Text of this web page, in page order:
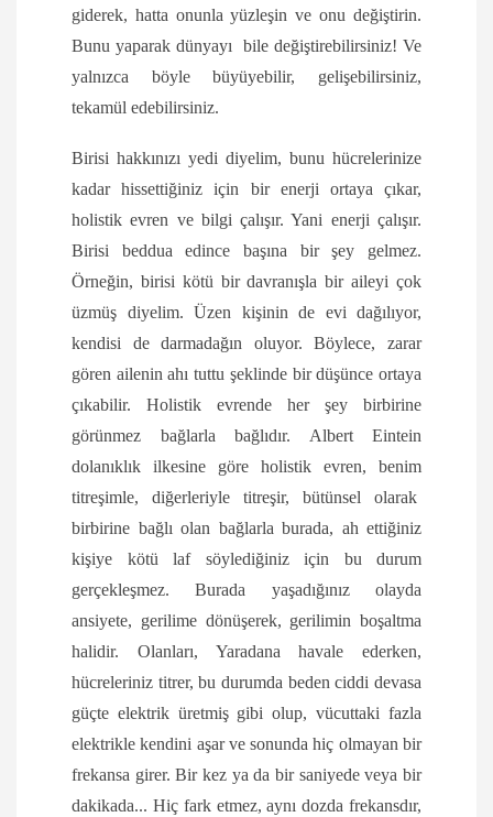
giderek, hatta onunla yüzleşin ve onu değiştirin.
Bunu yaparak dünyayı bile değiştirebilirsiniz! Ve
yalnızca böyle büyüyebilir, gelişebilirsiniz,
tekamül edebilirsiniz.
Birisi hakkınızı yedi diyelim, bunu hücrelerinize
kadar hissettiğiniz için bir enerji ortaya çıkar,
holistik evren ve bilgi çalışır. Yani enerji çalışır.
Birisi beddua edince başına bir şey gelmez.
Örneğin, birisi kötü bir davranışla bir aileyi çok
üzmüş diyelim. Üzen kişinin de evi dağılıyor,
kendisi de darmadağın oluyor. Böylece, zarar
gören ailenin ahı tuttu şeklinde bir düşünce ortaya
çıkabilir. Holistik evrende her şey birbirine
görünmez bağlarla bağlıdır. Albert Eintein
dolanıklık ilkesine göre holistik evren, benim
titreşimle, diğerleriyle titreşir, bütünsel olarak
birbirine bağlı olan bağlarla burada, ah ettiğiniz
kişiye kötü laf söylediğiniz için bu durum
gerçekleşmez. Burada yaşadığınız olayda
ansiyete, gerilime dönüşerek, gerilimin boşaltma
halidir. Olanları, Yaradana havale ederken,
hücreleriniz titrer, bu durumda beden ciddi devasa
güçte elektrik üretmiş gibi olup, vücuttaki fazla
elektrikle kendini aşar ve sonunda hiç olmayan bir
frekansa girer. Bir kez ya da bir saniyede veya bir
dakikada... Hiç fark etmez, aynı dozda frekansdır,